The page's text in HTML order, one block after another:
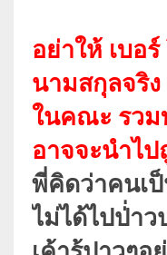
อย่าให้ เบอ
นามสกุลจริ
ในคณะ รวม
อาจจะนำไ
พี่คิดว่าคนเ
ไม่ได้ไปป่่าว